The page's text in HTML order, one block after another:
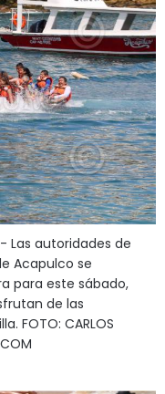
Las autoridades de
Acapulco se
para este sábado,
de las
FOTO: CARLOS